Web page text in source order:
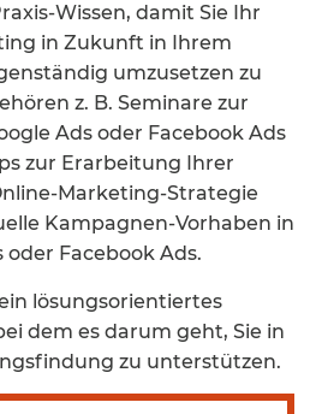
Wissen, damit Sie Ihr
in Zukunft in Ihrem
umzusetzen zu
z. B. Seminare zur
Ads oder Facebook Ads
zur Erarbeitung Ihrer
Marketing-Strategie
Kampagnen-Vorhaben in
oder Facebook Ads.
lösungsorientiertes
dem es darum geht, Sie in
zu unterstützen.